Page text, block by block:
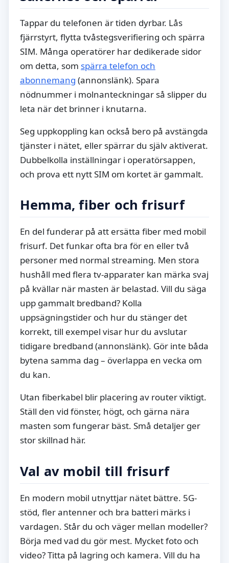
Tappar du telefonen är tiden dyrbar. Lås
fjärrstyrt, flytta tvåstegsverifiering och spärra
SIM. Många operatörer har dedikerade sidor
om detta, som spärra telefon och
abonnemang (annonslänk). Spara
nödnummer i molnanteckningar så slipper du
leta när det brinner i knutarna.
Seg uppkoppling kan också bero på avstängda
tjänster i nätet, eller spärrar du själv aktiverat.
Dubbelkolla inställningar i operatörsappen,
och prova ett nytt SIM om kortet är gammalt.
Hemma, fiber och frisurf
En del funderar på att ersätta fiber med mobil
frisurf. Det funkar ofta bra för en eller två
personer med normal streaming. Men stora
hushåll med flera tv-apparater kan märka svaj
på kvällar när masten är belastad. Vill du säga
upp gammalt bredband? Kolla
uppsägningstider och hur du stänger det
korrekt, till exempel visar hur du avslutar
tidigare bredband (annonslänk). Gör inte båda
bytena samma dag – överlappa en vecka om
du kan.
Utan fiberkabel blir placering av router viktigt.
Ställ den vid fönster, högt, och gärna nära
masten som fungerar bäst. Små detaljer ger
stor skillnad här.
Val av mobil till frisurf
En modern mobil utnyttjar nätet bättre. 5G-
stöd, fler antenner och bra batteri märks i
vardagen. Står du och väger mellan modeller?
Börja med vad du gör mest. Mycket foto och
video? Titta på lagring och kamera. Vill du ha